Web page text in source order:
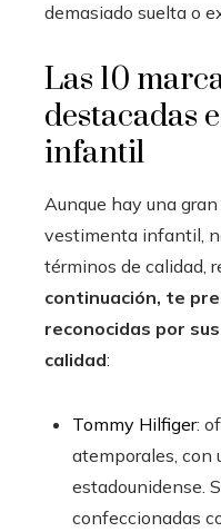
demasiado suelta o
Las 10
destacadas
infantil
Aunque hay una
vestimenta infantil,
términos de calidad,
continuación, te
reconocidas por
calidad:
Tommy Hilfiger:
atemporales,
estadounidense.
confeccionadas